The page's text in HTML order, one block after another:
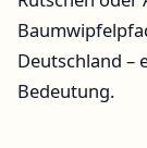
Deutschland –
Bedeutung.